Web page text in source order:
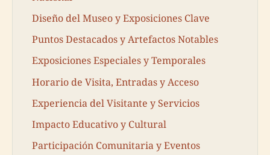
Diseño del Museo y Exposiciones Clave
Puntos Destacados y Artefactos Notables
Exposiciones Especiales y Temporales
Horario de Visita, Entradas y Acceso
Experiencia del Visitante y Servicios
Impacto Educativo y Cultural
Participación Comunitaria y Eventos